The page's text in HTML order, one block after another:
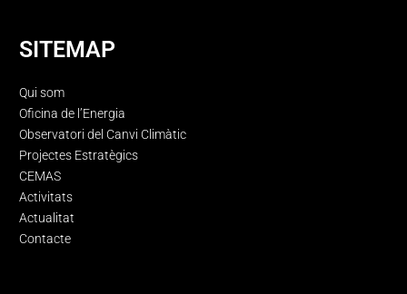
SITEMAP
Qui som
Oficina de l’Energia
Observatori del Canvi Climàtic
Projectes Estratègics
CEMAS
Activitats
Actualitat
Contacte